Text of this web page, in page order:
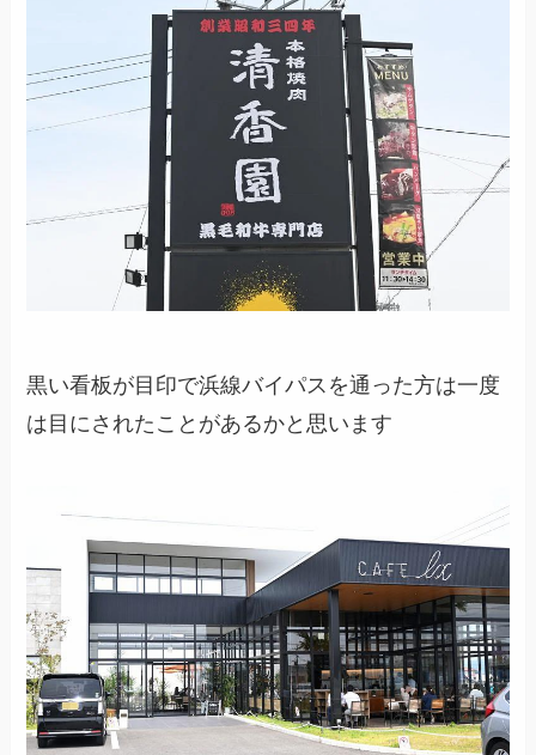
黒い看板が目印で浜線バイパスを通った方は一度
は目にされたことがあるかと思います